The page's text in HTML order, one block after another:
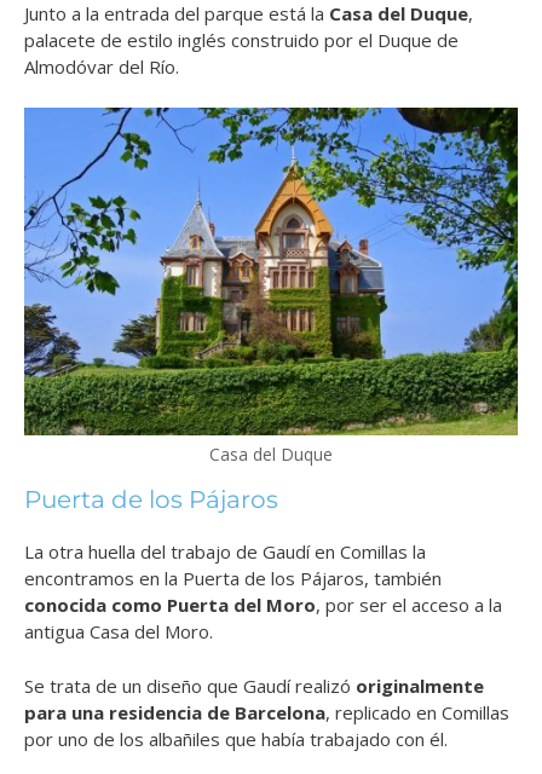
Junto a la entrada del parque está la Casa del Duque,
palacete de estilo inglés construido por el Duque de
Almodóvar del Río.
Casa del Duque
Puerta de los Pájaros
La otra huella del trabajo de Gaudí en Comillas la
encontramos en la Puerta de los Pájaros, también
conocida como Puerta del Moro, por ser el acceso a la
antigua Casa del Moro.
Se trata de un diseño que Gaudí realizó originalmente
para una residencia de Barcelona, replicado en Comillas
por uno de los albañiles que había trabajado con él.